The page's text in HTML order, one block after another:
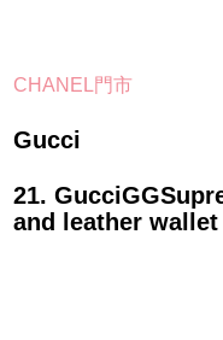
CHANEL門市
Gucci
21.
and leather wallet